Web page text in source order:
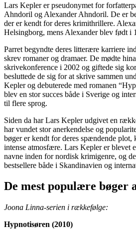
Lars Kepler er pseudonymet for
Ahndoril og Alexander Ahndoril. De er
der er kendt for deres krimithrillere.
Helsingborg, mens Alexander blev født i
Parret begyndte deres litterære karriere
skrev romaner og dramaer. De mødte
skrivekonference i 2002 og giftede sig
besluttede de sig for at skrive sammen
Kepler og debuterede med romanen
blev en stor succes både i Sverige og
til flere sprog.
Siden da har Lars Kepler udgivet en
har vundet stor anerkendelse og
bøger er kendt for deres spændende plot,
intense atmosfære. Lars Kepler er blevet
navne inden for nordisk krimigenre, og
bestsellere både i Skandinavien og
De mest populære bøger
Joona Linna-serien i rækkefølge:
Hypnotisøren (2010)